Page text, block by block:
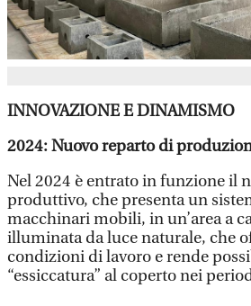
INNOVAZIONE E DINAMISMO
2024: Nuovo reparto di
Nel 2024 è entrato in funzione il
produttivo, che presenta un
macchinari mobili, in un’area a
illuminata da luce naturale, che
condizioni di lavoro e rende
“essiccatura” al coperto nei